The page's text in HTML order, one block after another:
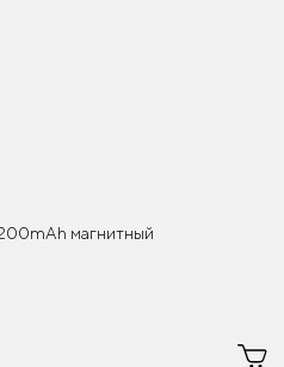
магнитный